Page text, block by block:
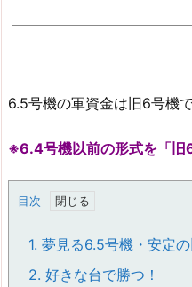
6.5号機の軍資金は旧6号機
※6.4号機以前の形式を「旧
目次
1. 夢見る6.5号機・安定
2. 好きな台で勝つ！